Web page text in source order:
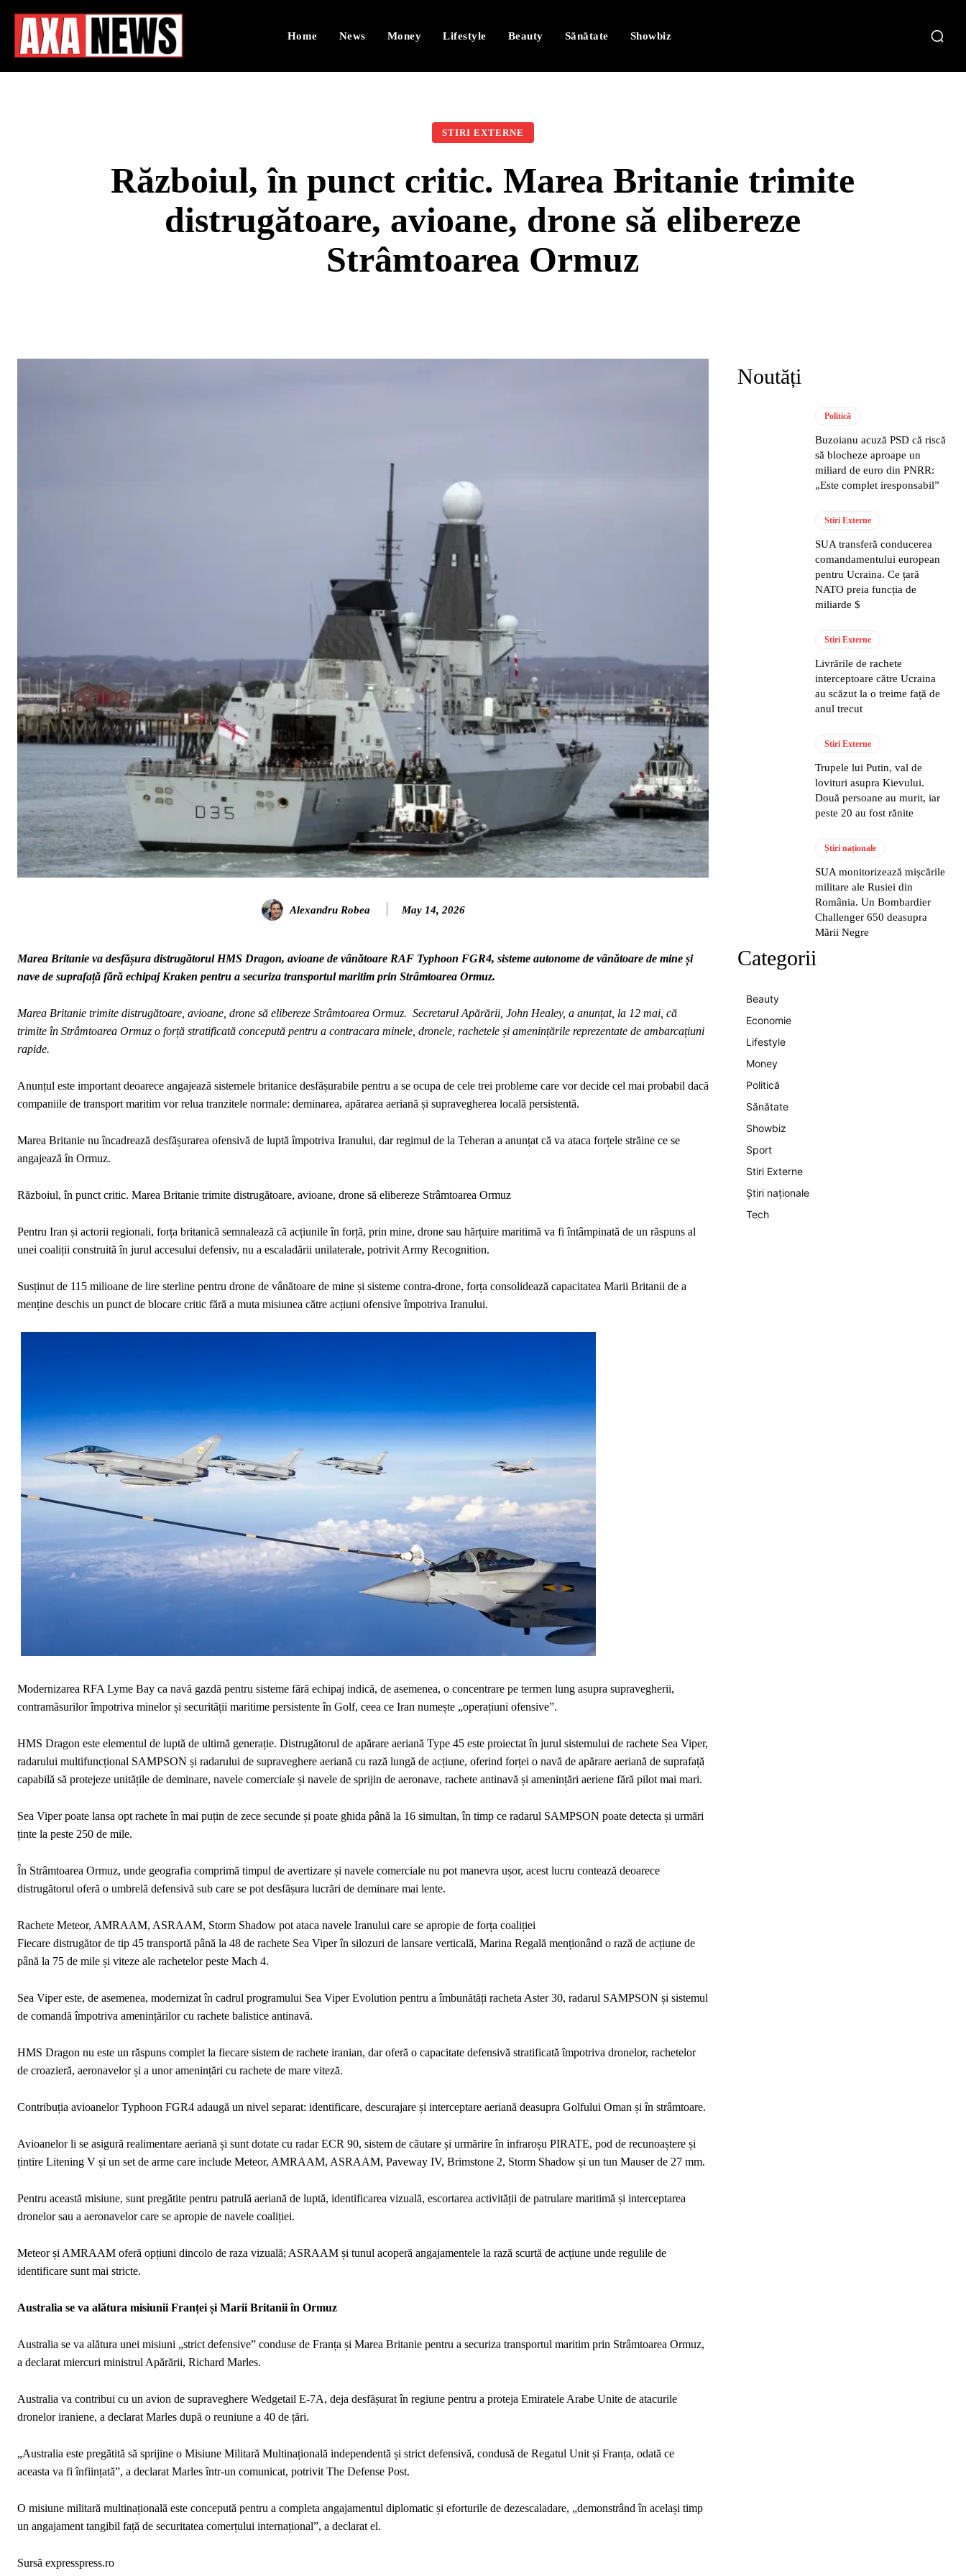
Home News Money Lifestyle Beauty Sănătate Showbiz
STIRI EXTERNE
Războiul, în punct critic. Marea Britanie trimite
distrugătoare, avioane, drone să elibereze
Strâmtoarea Ormuz
Alexandru Robea May 14, 2026
Marea Britanie va desfășura distrugătorul HMS Dragon, avioane de vânătoare RAF Typhoon FGR4, sisteme autonome de vânătoare de mine și
nave de suprafață fără echipaj Kraken pentru a securiza transportul maritim prin Strâmtoarea Ormuz.
Marea Britanie trimite distrugătoare, avioane, drone să elibereze Strâmtoarea Ormuz. Secretarul Apărării, John Healey, a anunțat, la 12 mai, că
trimite în Strâmtoarea Ormuz o forță stratificată concepută pentru a contracara minele, dronele, rachetele și amenințările reprezentate de ambarcațiuni
rapide.
Anunțul este important deoarece angajează sistemele britanice desfășurabile pentru a se ocupa de cele trei probleme care vor decide cel mai probabil dacă
companiile de transport maritim vor relua tranzitele normale: deminarea, apărarea aeriană și supravegherea locală persistentă.
Marea Britanie nu încadrează desfășurarea ofensivă de luptă împotriva Iranului, dar regimul de la Teheran a anunțat că va ataca forțele străine ce se
angajează în Ormuz.
Războiul, în punct critic. Marea Britanie trimite distrugătoare, avioane, drone să elibereze Strâmtoarea Ormuz
Pentru Iran și actorii regionali, forța britanică semnalează că acțiunile în forță, prin mine, drone sau hărțuire maritimă va fi întâmpinată de un răspuns al
unei coaliții construită în jurul accesului defensiv, nu a escaladării unilaterale, potrivit Army Recognition.
Susținut de 115 milioane de lire sterline pentru drone de vânătoare de mine și sisteme contra-drone, forța consolidează capacitatea Marii Britanii de a
menține deschis un punct de blocare critic fără a muta misiunea către acțiuni ofensive împotriva Iranului.
Modernizarea RFA Lyme Bay ca navă gazdă pentru sisteme fără echipaj indică, de asemenea, o concentrare pe termen lung asupra supravegherii,
contramăsurilor împotriva minelor și securității maritime persistente în Golf, ceea ce Iran numește „operațiuni ofensive”.
HMS Dragon este elementul de luptă de ultimă generație. Distrugătorul de apărare aeriană Type 45 este proiectat în jurul sistemului de rachete Sea Viper,
radarului multifuncțional SAMPSON și radarului de supraveghere aeriană cu rază lungă de acțiune, oferind forței o navă de apărare aeriană de suprafață
capabilă să protejeze unitățile de deminare, navele comerciale și navele de sprijin de aeronave, rachete antinavă și amenințări aeriene fără pilot mai mari.
Sea Viper poate lansa opt rachete în mai puțin de zece secunde și poate ghida până la 16 simultan, în timp ce radarul SAMPSON poate detecta și urmări
ținte la peste 250 de mile.
În Strâmtoarea Ormuz, unde geografia comprimă timpul de avertizare și navele comerciale nu pot manevra ușor, acest lucru contează deoarece
distrugătorul oferă o umbrelă defensivă sub care se pot desfășura lucrări de deminare mai lente.
Rachete Meteor, AMRAAM, ASRAAM, Storm Shadow pot ataca navele Iranului care se apropie de forța coaliției
Fiecare distrugător de tip 45 transportă până la 48 de rachete Sea Viper în silozuri de lansare verticală, Marina Regală menționând o rază de acțiune de
până la 75 de mile și viteze ale rachetelor peste Mach 4.
Sea Viper este, de asemenea, modernizat în cadrul programului Sea Viper Evolution pentru a îmbunătăți racheta Aster 30, radarul SAMPSON și sistemul
de comandă împotriva amenințărilor cu rachete balistice antinavă.
HMS Dragon nu este un răspuns complet la fiecare sistem de rachete iranian, dar oferă o capacitate defensivă stratificată împotriva dronelor, rachetelor
de croazieră, aeronavelor și a unor amenințări cu rachete de mare viteză.
Contribuția avioanelor Typhoon FGR4 adaugă un nivel separat: identificare, descurajare și interceptare aeriană deasupra Golfului Oman și în strâmtoare.
Avioanelor li se asigură realimentare aeriană și sunt dotate cu radar ECR 90, sistem de căutare și urmărire în infraroșu PIRATE, pod de recunoaștere și
țintire Litening V și un set de arme care include Meteor, AMRAAM, ASRAAM, Paveway IV, Brimstone 2, Storm Shadow și un tun Mauser de 27 mm.
Pentru această misiune, sunt pregătite pentru patrulă aeriană de luptă, identificarea vizuală, escortarea activității de patrulare maritimă și interceptarea
dronelor sau a aeronavelor care se apropie de navele coaliției.
Meteor și AMRAAM oferă opțiuni dincolo de raza vizuală; ASRAAM și tunul acoperă angajamentele la rază scurtă de acțiune unde regulile de
identificare sunt mai stricte.
Australia se va alătura misiunii Franței și Marii Britanii în Ormuz
Australia se va alătura unei misiuni „strict defensive” conduse de Franța și Marea Britanie pentru a securiza transportul maritim prin Strâmtoarea Ormuz,
a declarat miercuri ministrul Apărării, Richard Marles.
Australia va contribui cu un avion de supraveghere Wedgetail E-7A, deja desfășurat în regiune pentru a proteja Emiratele Arabe Unite de atacurile
dronelor iraniene, a declarat Marles după o reuniune a 40 de țări.
„Australia este pregătită să sprijine o Misiune Militară Multinațională independentă și strict defensivă, condusă de Regatul Unit și Franța, odată ce
aceasta va fi înființată”, a declarat Marles într-un comunicat, potrivit The Defense Post.
O misiune militară multinațională este concepută pentru a completa angajamentul diplomatic și eforturile de dezescaladare, „demonstrând în același timp
un angajament tangibil față de securitatea comerțului internațional”, a declarat el.
Sursă expresspress.ro
Noutăți
Politică
Buzoianu acuză PSD că riscă
să blocheze aproape un
miliard de euro din PNRR:
„Este complet iresponsabil”
Stiri Externe
SUA transferă conducerea
comandamentului european
pentru Ucraina. Ce țară
NATO preia funcția de
miliarde $
Stiri Externe
Livrările de rachete
interceptoare către Ucraina
au scăzut la o treime față de
anul trecut
Stiri Externe
Trupele lui Putin, val de
lovituri asupra Kievului.
Două persoane au murit, iar
peste 20 au fost rănite
Știri naționale
SUA monitorizează mișcările
militare ale Rusiei din
România. Un Bombardier
Challenger 650 deasupra
Mării Negre
Categorii
Beauty
Economie
Lifestyle
Money
Politică
Sănătate
Showbiz
Sport
Stiri Externe
Știri naționale
Tech